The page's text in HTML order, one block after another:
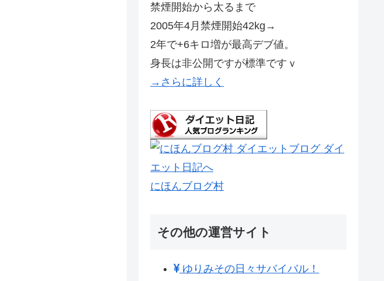
禁煙開始から太るまで
2005年4月禁煙開始42kg→
2年で+6キロ増が最高デブ値。
身長は非公開ですが標準ですｖ
→さらに詳しく
にほんブログ村
その他の運営サイト
ゆりみその日々サバイバル！